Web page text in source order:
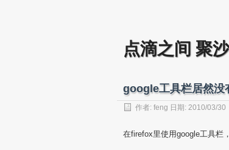
点滴之间 聚
google工具栏居然没
作者: feng 日期: 2010/03/30
在firefox里使用google工具栏